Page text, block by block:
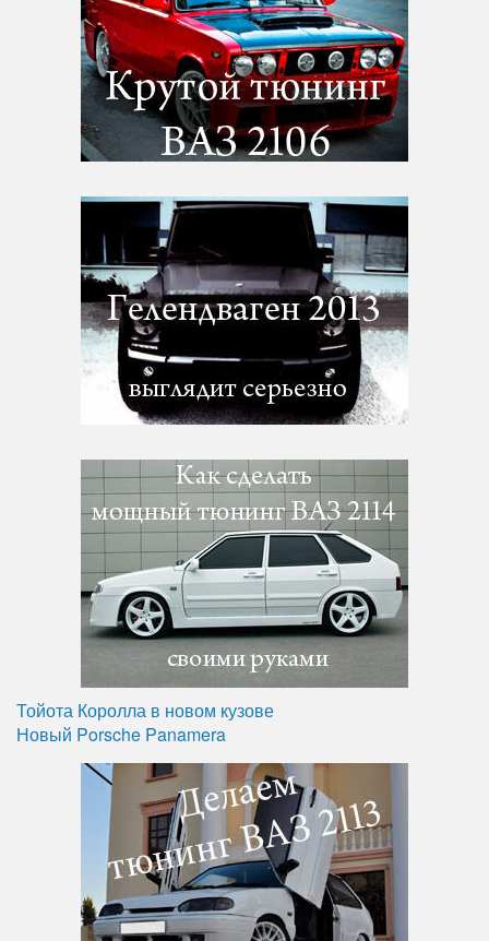
Тойота Королла в новом кузове
Новый Porsche Panamera